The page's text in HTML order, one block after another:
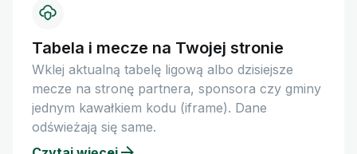
Tabela i mecze na Twojej stronie
Wklej aktualną tabelę ligową albo dzisiejsze
mecze na stronę partnera, sponsora czy gminy
jednym kawałkiem kodu (iframe). Dane
odświeżają się same.